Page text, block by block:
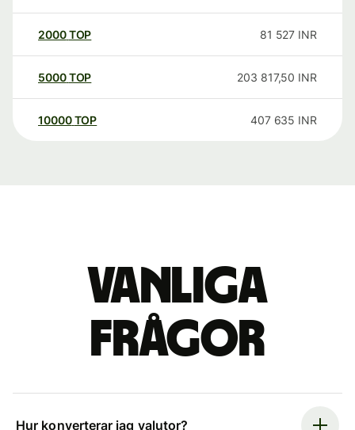
2000TOP 81 527 INR
5000TOP 203 817,50 INR
10000 TOP 407 635 INR
Vanliga
frågor
Hur konverterar jag valutor?